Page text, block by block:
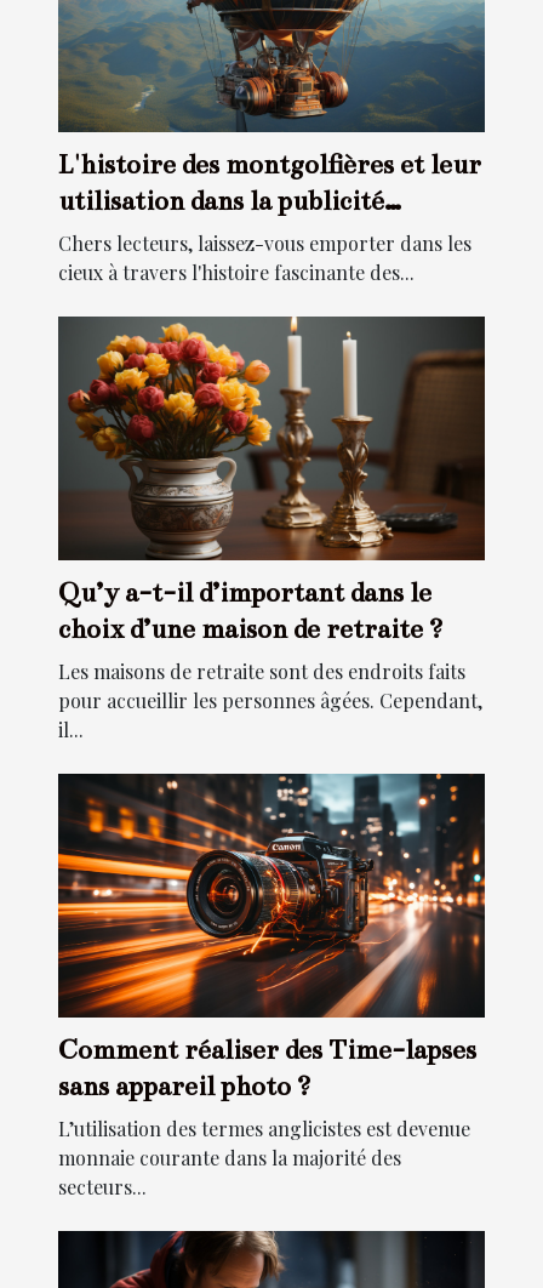
L'histoire des montgolfières et leur
utilisation dans la publicité
moderne
Chers lecteurs, laissez-vous emporter dans les
cieux à travers l'histoire fascinante des...
Qu’y a-t-il d’important dans le
choix d’une maison de retraite ?
Les maisons de retraite sont des endroits faits
pour accueillir les personnes âgées. Cependant,
il...
Comment réaliser des Time-lapses
sans appareil photo ?
L’utilisation des termes anglicistes est devenue
monnaie courante dans la majorité des
secteurs...